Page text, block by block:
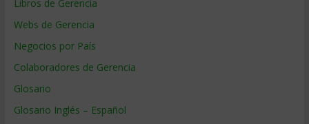
Libros de Gerencia
Webs de Gerencia
Negocios por País
Colaboradores de Gerencia
Glosario
Glosario Inglés – Español